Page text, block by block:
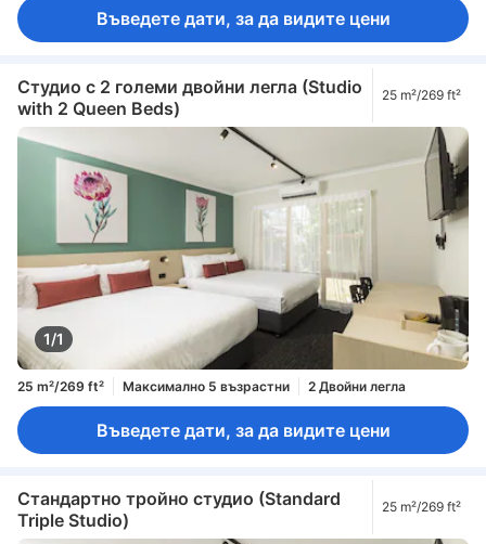
Въведете дати, за да видите цени
Студио с 2 големи двойни легла (Studio
with 2 Queen Beds)
25 m²/269 ft²
1/1
25 m²/269 ft² Максимално 5 възрастни 2 Двойни легла
Въведете дати, за да видите цени
Стандартно тройно студио (Standard
Triple Studio)
25 m²/269 ft²